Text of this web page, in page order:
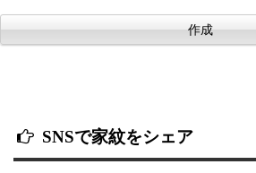
SNSで家紋をシェア